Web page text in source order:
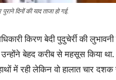
दिनों की याद ताजा हो गई.
किरण बेदी पुदुचेर्री की
बेहद करीब से महसूस किया
में रही लेकिन वो हालात चार